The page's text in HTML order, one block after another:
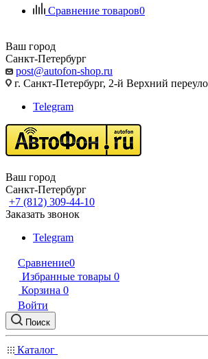
Сравнение товаров0
Ваш город
Санкт-Петербург
post@autofon-shop.ru
г. Санкт-Петербург, 2-й Верхний
Telegram
Ваш город
Санкт-Петербург
+7 (812) 309-44-10
Заказать звонок
Telegram
Сравнение0
Избранные товары 0
Корзина 0
Войти
Поиск
Каталог